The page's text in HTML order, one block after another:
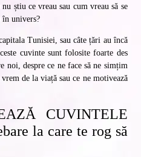
știu ce vreau sau cum vreau să se
univers?
Tunisiei, sau câte țări au încă
cuvinte sunt folosite foarte des
noi, despre ce ne face să ne simțim
de la viață sau ce ne motivează
CUVINTELE
la care te rog să